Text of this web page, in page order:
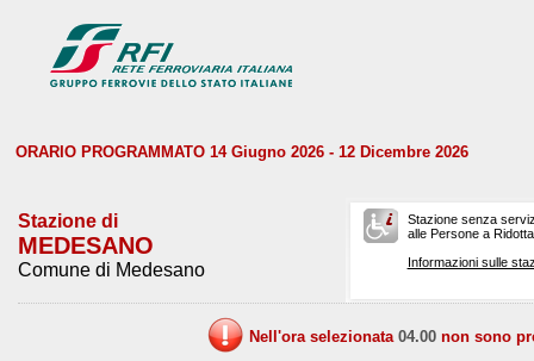
ORARIO PROGRAMMATO 14 Giugno 2026 - 12 Dicembre 2026
Stazione di
MEDESANO
Comune di Medesano
Stazione senza
alle Persone a
Informazioni sulle
Nell'ora selezionata 04.00 non sono